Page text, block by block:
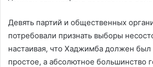
Девять партий и общественных
потребовали признать выборы
настаивая, что Хаджимба должен был
простое, а абсолютное большинство